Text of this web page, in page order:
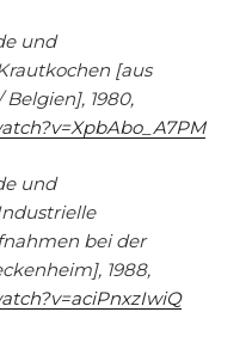
und
[aus
1980,
und
bei der
1988,